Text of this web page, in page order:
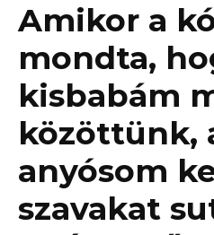
Amikor a
mondta,
kisbabám
közöttünk,
anyósom
szavakat